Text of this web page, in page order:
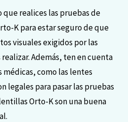
realices las pruebas de
K para estar seguro de que
visuales exigidos por las
Además, ten en cuenta
como las lentes
legales para pasar las pruebas
Orto-K son una buena